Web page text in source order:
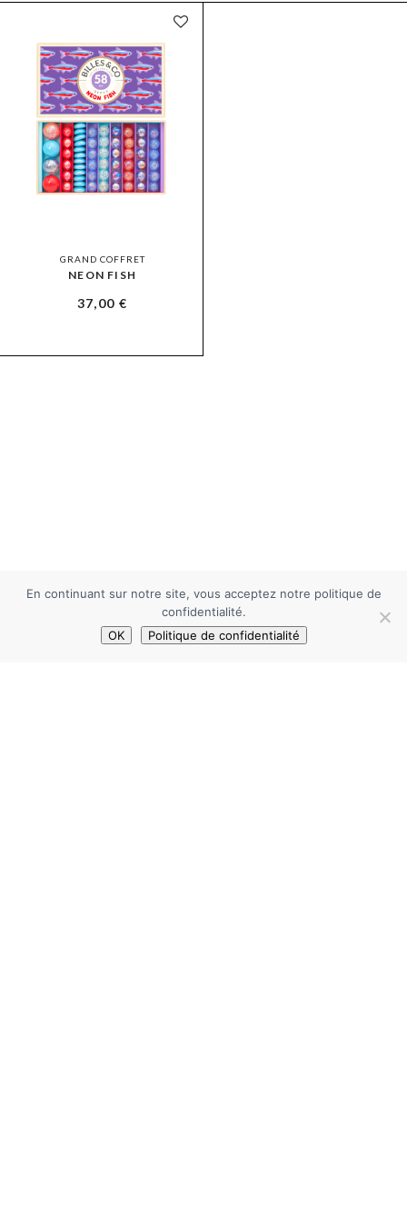
GRAND COFFRET
NEON FISH
37,00€
En continuant sur notre site, vous acceptez notre politique de
confidentialité.
OK
Politique de confidentialité